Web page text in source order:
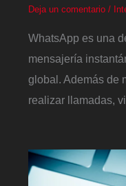
Deja un comentario /
WhatsApp es una
mensajería
global. Además de
realizar llamadas,